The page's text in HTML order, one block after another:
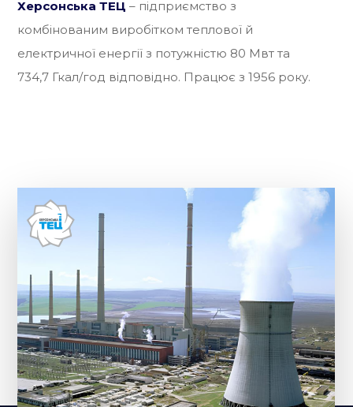
Херсонська ТЕЦ – підприємство з
комбінованим виробітком теплової й
електричної енергії з потужністю 80 Мвт та
734,7 Гкал/год відповідно. Працює з 1956 року.